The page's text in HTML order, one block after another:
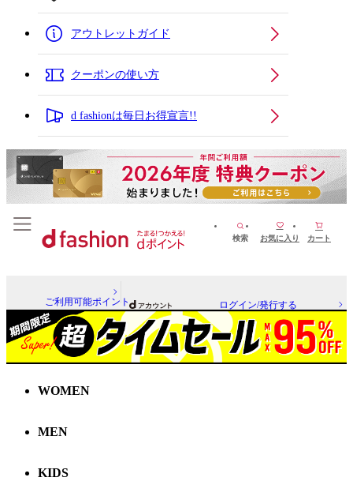
アウトレットガイド
クーポンの使い方
d fashionは毎日お得宣言!!
検索 お気に入り カート
ご利用可能ポイント ログイン/発行する
WOMEN
MEN
KIDS